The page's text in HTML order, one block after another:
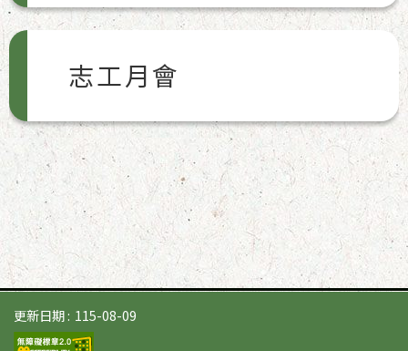
志工月會
更新日期 115-08-09